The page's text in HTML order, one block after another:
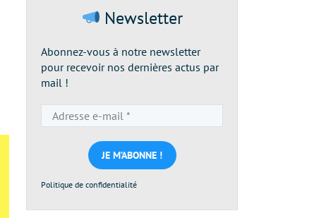
Newsletter
Abonnez-vous à notre newsletter
pour recevoir nos dernières actus par
mail !
e-
mail
*
Politique de confidentialité